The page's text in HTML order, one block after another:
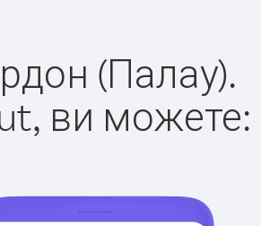
(Палау).
ви можете: